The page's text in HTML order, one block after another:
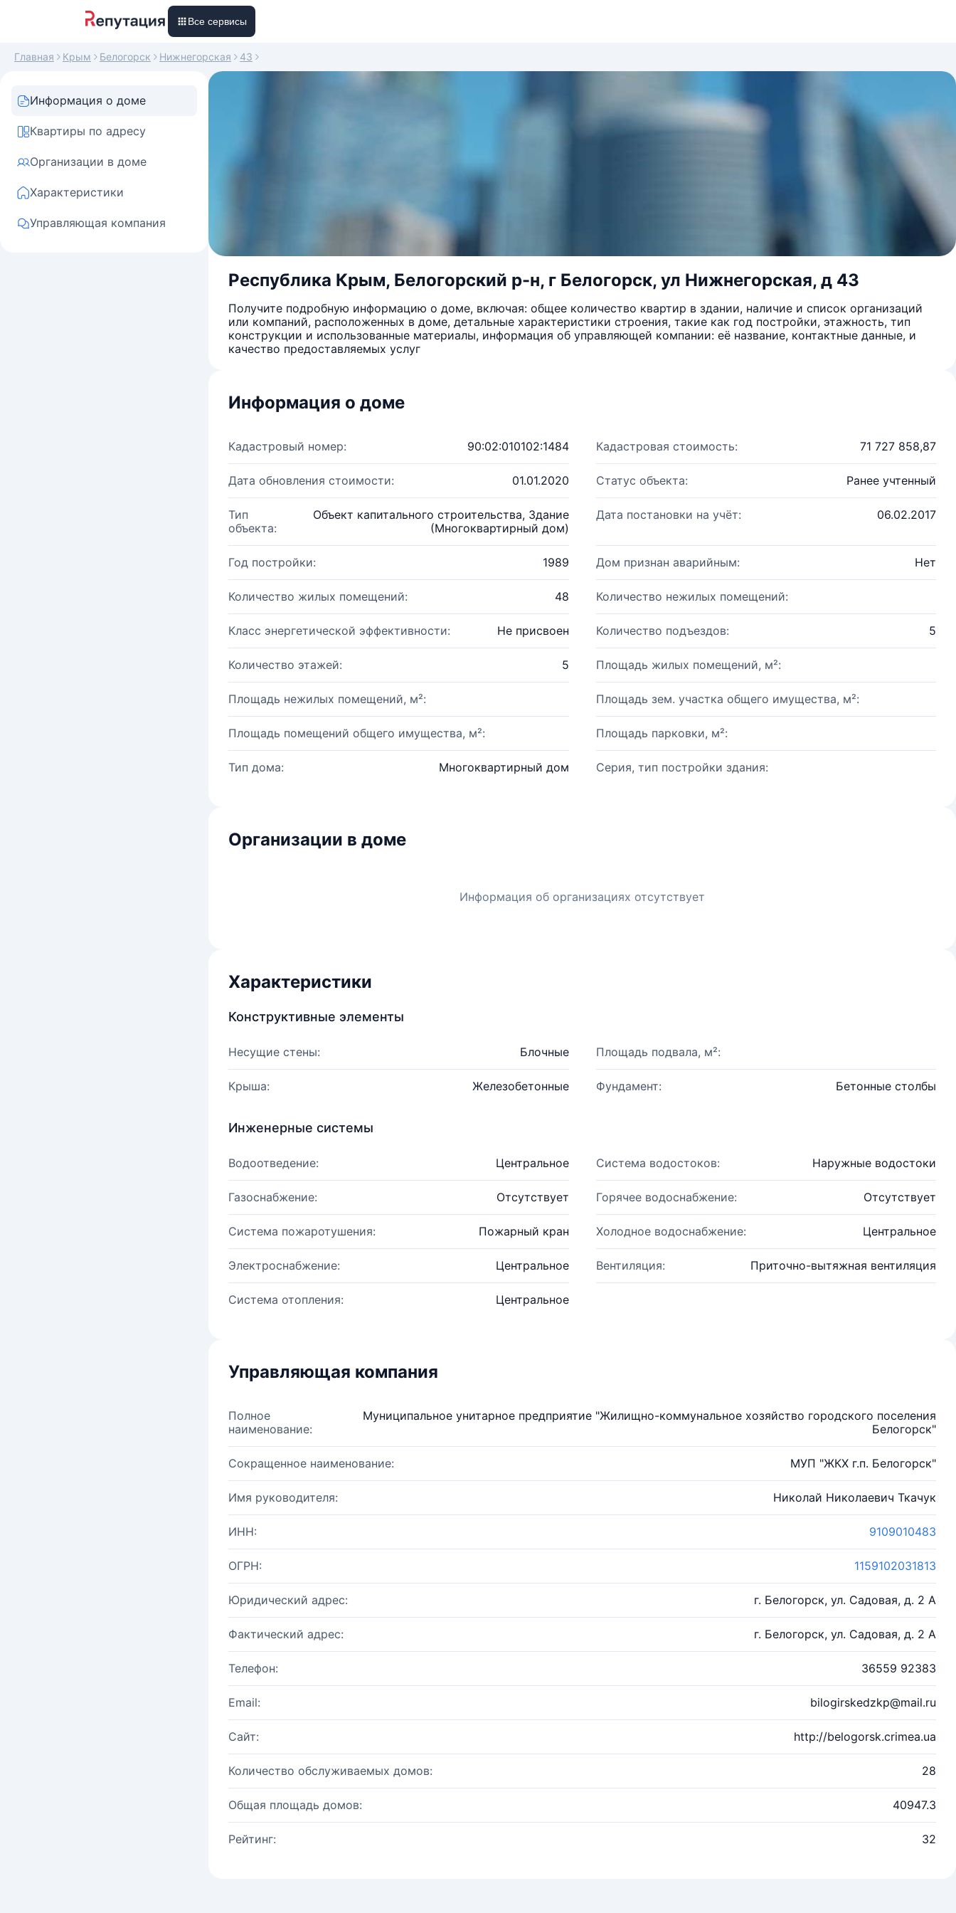
Все сервисы
Главная Крым Белогорск Нижнегорская 43
Информация о доме
Квартиры по адресу
Организации в доме
Характеристики
Управляющая компания
Республика Крым, Белогорский р-н, г Белогорск, ул Нижнегорская, д 43
Получите подробную информацию о доме, включая: общее количество квартир в здании, наличие и список организаций
или компаний, расположенных в доме, детальные характеристики строения, такие как год постройки, этажность, тип
конструкции и использованные материалы, информация об управляющей компании: её название, контактные данные, и
качество предоставляемых услуг
Информация о доме
Кадастровый номер: 90:02:010102:1484 Кадастровая стоимость: 71 727 858,87
Дата обновления стоимости: 01.01.2020 Статус объекта: Ранее учтенный
Тип
объекта:
Объект капитального строительства, Здание
(Многоквартирный дом)
Дата постановки на учёт: 06.02.2017
Год постройки: 1989 Дом признан аварийным: Нет
Количество жилых помещений: 48 Количество нежилых помещений:
Класс энергетической эффективности: Не присвоен Количество подъездов: 5
Количество этажей: 5 Площадь жилых помещений, м²:
Площадь нежилых помещений, м²: Площадь зем. участка общего имущества, м²:
Площадь помещений общего имущества, м²: Площадь парковки, м²:
Тип дома: Многоквартирный дом Серия, тип постройки здания:
Организации в доме
Информация об организациях отсутствует
Характеристики
Конструктивные элементы
Несущие стены: Блочные Площадь подвала, м²:
Крыша: Железобетонные Фундамент: Бетонные столбы
Инженерные системы
Водоотведение: Центральное Система водостоков: Наружные водостоки
Газоснабжение: Отсутствует Горячее водоснабжение: Отсутствует
Система пожаротушения: Пожарный кран Холодное водоснабжение: Центральное
Электроснабжение: Центральное Вентиляция: Приточно-вытяжная вентиляция
Система отопления: Центральное
Управляющая компания
Полное
наименование:
Муниципальное унитарное предприятие "Жилищно-коммунальное хозяйство городского поселения
Белогорск"
Сокращенное наименование: МУП "ЖКХ г.п. Белогорск"
Имя руководителя: Николай Николаевич Ткачук
ИНН: 9109010483
ОГРН: 1159102031813
Юридический адрес: г. Белогорск, ул. Садовая, д. 2 А
Фактический адрес: г. Белогорск, ул. Садовая, д. 2 А
Телефон: 36559 92383
Email: bilogirskedzkp@mail.ru
Сайт: http://belogorsk.crimea.ua
Количество обслуживаемых домов: 28
Общая площадь домов: 40947.3
Рейтинг: 32